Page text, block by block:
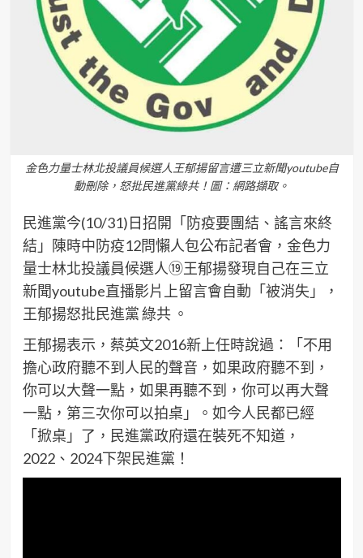
金色力量士林北投議員候選人王郁揚留言遭三立新聞youtube自
動刪除，怒批民進黨綠共！圖：網路擷取。
民進黨今(10/31)日招開「防疫要團結、謠言來終
結」陳時中防疫12問懶人包公布記者會，金色力
量士林北投議員候選人⑲王郁揚發現自己在三立
新聞youtube直播影片上留言會自動「被消失」，
王郁揚怒批民進黨 綠共 。
王郁揚表示，蔡英文2016新上任時說過：「不用
擔心政府聽不到人民的聲音，如果政府聽不到，
你可以大聲一點，如果再聽不到，你可以再大聲
一點，第三次你可以拍桌」。如今人民都已經
「掀桌」了，民進黨政府還在裝死不知道，
2022、2024下架民進黨！